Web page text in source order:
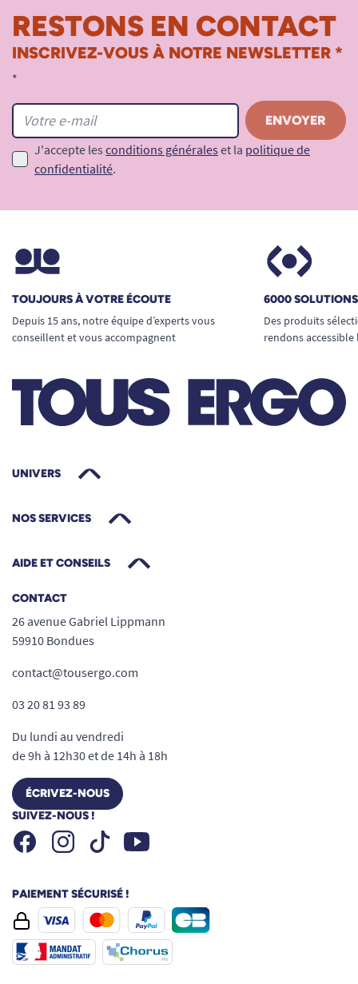
RESTONS EN CONTACT
INSCRIVEZ-VOUS À NOTRE NEWSLETTER *
*
J'accepte les conditions générales et la politique de
confidentialité.
TOUJOURS À VOTRE ÉCOUTE
Depuis 15 ans, notre équipe d’experts vous
conseillent et vous accompagnent
6000
Des produits
rendons
UNIVERS
NOS SERVICES
AIDE ET CONSEILS
CONTACT
26 avenue Gabriel Lippmann
59910 Bondues
contact@tousergo.com
03 20 81 93 89
Du lundi au vendredi
de 9h à 12h30 et de 14h à 18h
ÉCRIVEZ-NOUS
SUIVEZ-NOUS !
FacebookInstagramTiktok Youtube
PAIEMENT SÉCURISÉ !